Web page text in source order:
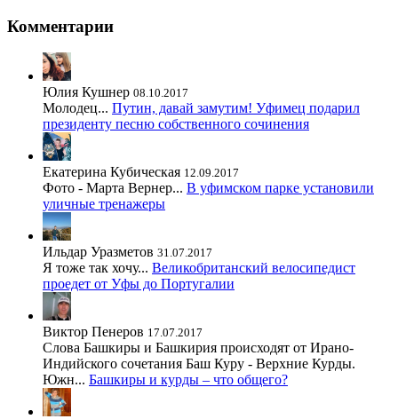
Комментарии
Юлия Кушнер 08.10.2017
Молодец... Путин, давай замутим! Уфимец подарил
президенту песню собственного сочинения
Екатерина Кубическая 12.09.2017
Фото - Марта Вернер... В уфимском парке установили
уличные тренажеры
Ильдар Уразметов 31.07.2017
Я тоже так хочу... Великобританский велосипедист
проедет от Уфы до Португалии
Виктор Пенеров 17.07.2017
Слова Башкиры и Башкирия происходят от Ирано-
Индийского сочетания Баш Куру - Верхние Курды.
Южн... Башкиры и курды – что общего?